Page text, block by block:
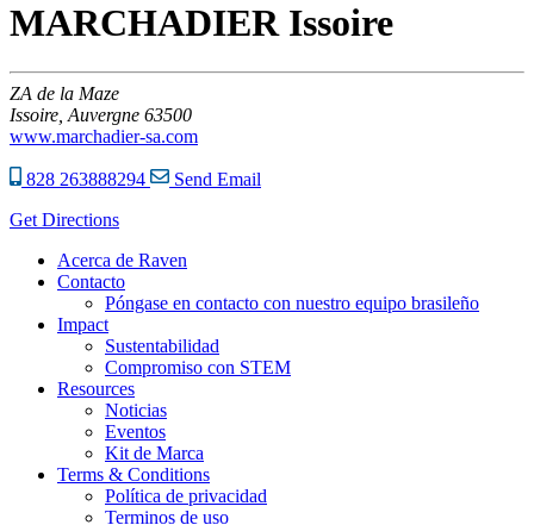
MARCHADIER Issoire
ZA de la Maze
Issoire, Auvergne 63500
www.marchadier-sa.com
828 263888294
Send Email
Get Directions
Acerca de Raven
Contacto
Póngase en contacto con nuestro equipo brasileño
Impact
Sustentabilidad
Compromiso con STEM
Resources
Noticias
Eventos
Kit de Marca
Terms & Conditions
Política de privacidad
Terminos de uso